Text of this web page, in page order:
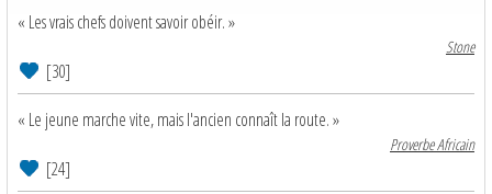
« Les vrais chefs doivent savoir obéir. »
Stone
[30]
« Le jeune marche vite, mais l'ancien connaît la route. »
Proverbe Africain
[24]